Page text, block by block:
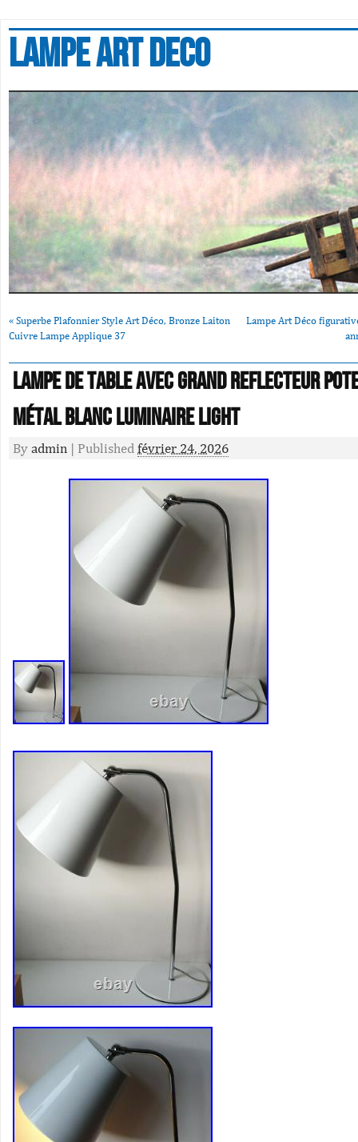
Lampe art deco
« Superbe Plafonnier Style Art Déco, Bronze Laiton
Cuivre Lampe Applique 37
Lampe Art Déco
Lampe de table avec grand reflecteur
métal blanc luminaire light
By admin | Published février 24, 2026